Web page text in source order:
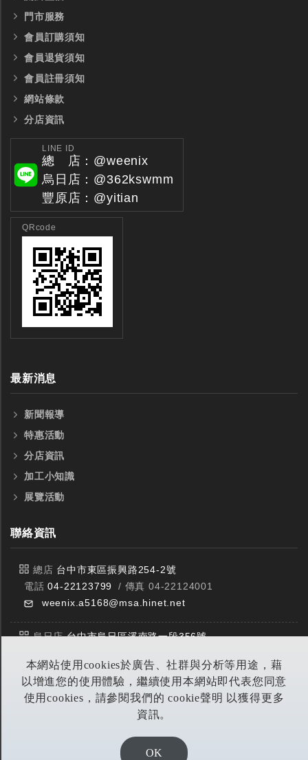
本網站使用cookies於廣告、社群與分析等用途，藉
以增進您的使用體驗，繼續使用本網站即代表您同意
使用cookies，請參閱我們的 cookie聲明 以獲得更多
資訊。
OK
全鎢鋼銑刀
台製WEENIX四刃全鎢鋼銑刀
門市服務
會員訂購須知
會員退貨須知
會員註冊須知
網站條款
分店資訊
LINE ID
總 店：@weenix
烏日店：@362kswmm
豐原店：@yitian
QRcode
最新消息
新聞報導
特惠活動
分店資訊
加工小知識
展覽活動
聯絡資訊
總店 台中市東區振興路254-2號
電話04-22123799
/ 傳真 04-22124001
weenix.a5168@msa.hinet.net
烏日店台中市烏日區溪南路一段356號
豐原店台中市潭子區中山路三段303號
電話04-25314953 / 傳真 04-25314290